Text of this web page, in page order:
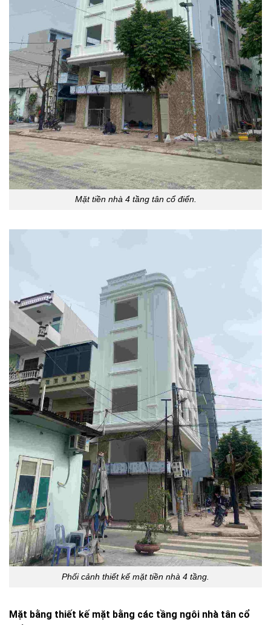
Mặt tiền nhà 4 tầng tân cổ điển.
Phối cảnh thiết kế mặt tiền nhà 4 tầng.
Mặt bằng thiết kế mặt bằng các tầng ngôi nhà tân cổ